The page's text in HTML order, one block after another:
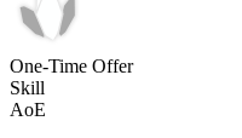
One-Time Offer
Skill
AoE